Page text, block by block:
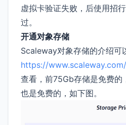
虚拟卡验证失败，后使用招
过。
开通对象存储
Scaleway对象存储的介绍可
https://
查看，前75Gb存储是免费
也是免费的，如下图。